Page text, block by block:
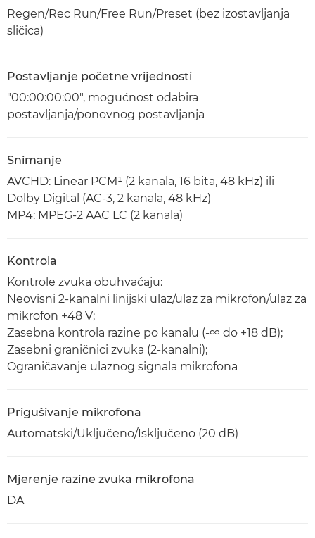
Regen/Rec Run/Free Run/Preset (bez izostavljanja
sličica)
Postavljanje početne vrijednosti
"00:00:00:00", mogućnost odabira
postavljanja/ponovnog postavljanja
Snimanje
AVCHD: Linear PCM¹ (2 kanala, 16 bita, 48 kHz) ili
Dolby Digital (AC-3, 2 kanala, 48 kHz)
MP4: MPEG-2 AAC LC (2 kanala)
Kontrola
Kontrole zvuka obuhvaćaju:
Neovisni 2-kanalni linijski ulaz/ulaz za mikrofon/ulaz za
mikrofon +48 V;
Zasebna kontrola razine po kanalu (-∞ do +18 dB);
Zasebni graničnici zvuka (2-kanalni);
Ograničavanje ulaznog signala mikrofona
Prigušivanje mikrofona
Automatski/Uključeno/Isključeno (20 dB)
Mjerenje razine zvuka mikrofona
DA